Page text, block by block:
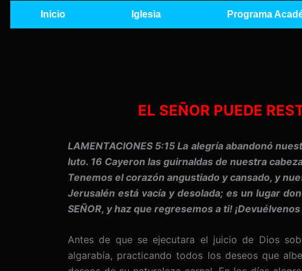
Inicio Iglesia Programa
EL SEÑOR PUEDE
LAMENTACIONES 5:15 La alegría abandonó
luto. 16 Cayeron las guirnaldas de nuestra
Tenemos el corazón angustiado y cansado, y
Jerusalén está vacía y desolada; es un lugar
SEÑOR, y haz que regresemos a ti!
Antes de que se ejecutara el juicio de Dios
algarabía, practicando todos los deseos que